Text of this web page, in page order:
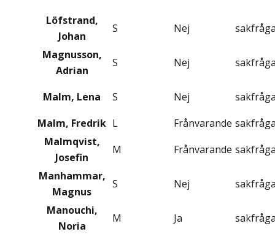
Löfstrand,
Johan
S Nej
Magnusson,
Adrian
S Nej
Malm, Lena S Nej
Malm, Fredrik L Frånvarande
Malmqvist,
Josefin
M Frånvarande
Manhammar,
Magnus
S Nej
Manouchi,
Noria
M Ja